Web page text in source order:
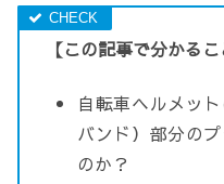
【この記事で分かるこ
自転車ヘルメッ
バンド）部分の
のか？